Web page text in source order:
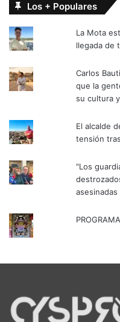
Los + Populares
La Mota
llegada de
Carlos
que la
su cultura
El alcalde
tensión
"Los